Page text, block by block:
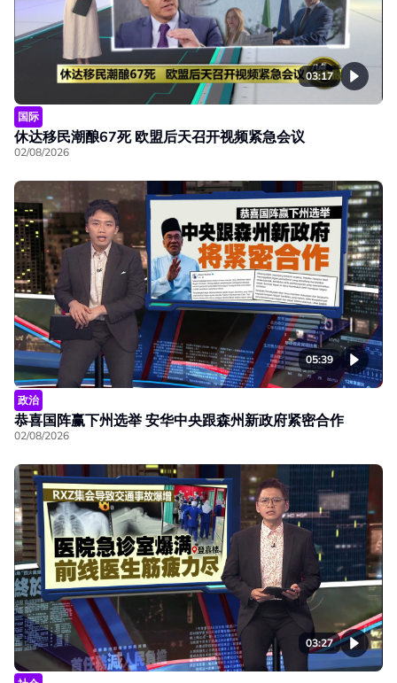
03:17
国际
休达移民潮酿67死 欧盟后天召开视频紧急会议
02/08/2026
05:39
政治
恭喜国阵赢下州选举 安华中央跟森州新政府紧密合作
02/08/2026
03:27